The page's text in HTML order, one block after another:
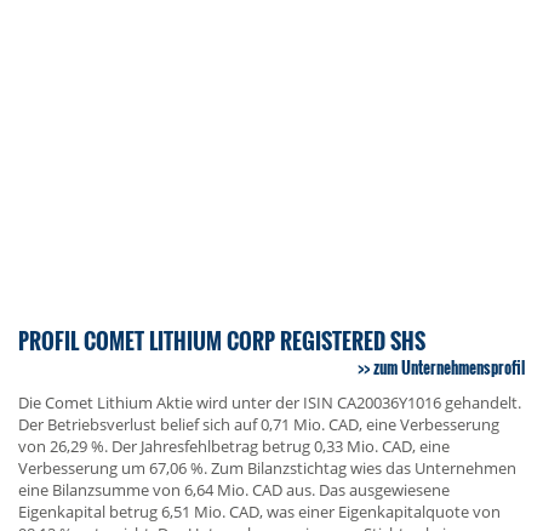
PROFIL COMET LITHIUM CORP REGISTERED SHS
zum Unternehmensprofil
Die Comet Lithium Aktie wird unter der ISIN CA20036Y1016 gehandelt.
Der Betriebsverlust belief sich auf 0,71 Mio. CAD, eine Verbesserung
von 26,29 %. Der Jahresfehlbetrag betrug 0,33 Mio. CAD, eine
Verbesserung um 67,06 %. Zum Bilanzstichtag wies das Unternehmen
eine Bilanzsumme von 6,64 Mio. CAD aus. Das ausgewiesene
Eigenkapital betrug 6,51 Mio. CAD, was einer Eigenkapitalquote von